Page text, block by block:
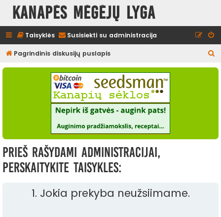
Kanapės mėgėjų lyga
Taisyklės Susisiekti su administracija
Pagrindinis diskusijų puslapis
e
Prieš rašydami administracijai,
perskaitykite taisykles:
1. Jokia prekyba neužsiimame.